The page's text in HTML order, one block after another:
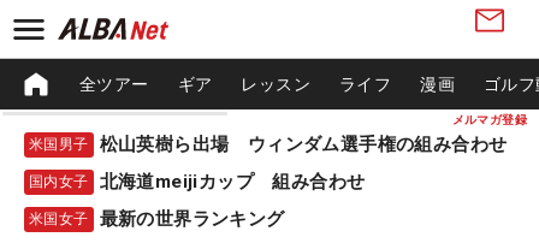
メルマガ登録
全ツアー ギア レッスン ライフ 漫画 ゴル
米国男子 松山英樹ら出場 ウィンダム選手権の組み合わせ
国内女子 北海道meijiカップ 組み合わせ
米国女子 最新の世界ランキング